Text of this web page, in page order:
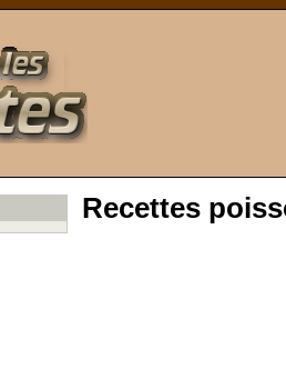
Recettes